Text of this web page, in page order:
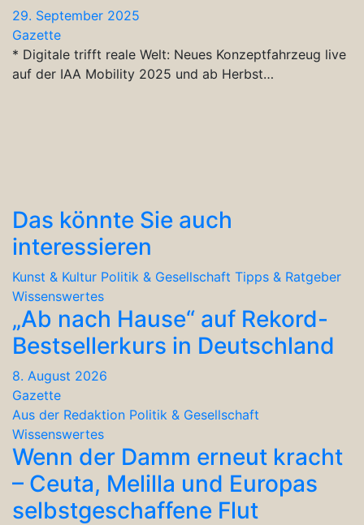
29. September 2025
Gazette
* Digitale trifft reale Welt: Neues Konzeptfahrzeug live
auf der IAA Mobility 2025 und ab Herbst…
Das könnte Sie auch
interessieren
Kunst & Kultur Politik & Gesellschaft Tipps & Ratgeber
Wissenswertes
„Ab nach Hause“ auf Rekord-
Bestsellerkurs in Deutschland
8. August 2026
Gazette
Aus der Redaktion Politik & Gesellschaft
Wissenswertes
Wenn der Damm erneut kracht
– Ceuta, Melilla und Europas
selbstgeschaffene Flut